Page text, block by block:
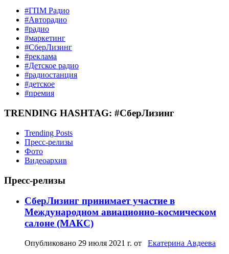
#ГПМ Радио
#Авторадио
#радио
#маркетинг
#СберЛизинг
#реклама
#Детское радио
#радиостанция
#детское
#премия
TRENDING HASHTAG: #СберЛизинг
Trending Posts
Пресс-релизы
Фото
Видеоархив
Пресс-релизы
СберЛизинг принимает участие в
Международном авиационно-космическом
салоне (МАКС)
Опубликовано 29 июля 2021 г. от Екатерина Авдеева